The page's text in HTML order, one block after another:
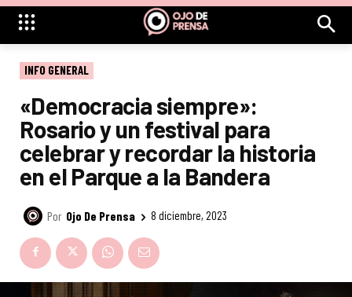
INFO GENERAL
«Democracia siempre»:
Rosario y un festival para
celebrar y recordar la historia
en el Parque a la Bandera
Por Ojo De Prensa 8 diciembre, 2023